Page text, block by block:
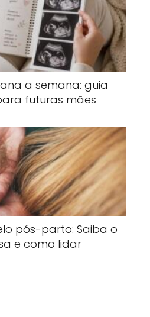
a semana: guia
futuras mães
pós-parto: Saiba o
e como lidar